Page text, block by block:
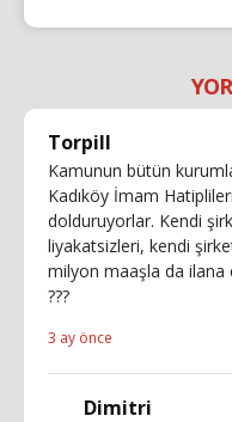
Torpill
Kamunun bütün
Kadıköy İmam
dolduruyorlar. Kendi
liyakatsizleri, kendi
milyon maaşla da ilana
???
3 ay önce
Dimitri